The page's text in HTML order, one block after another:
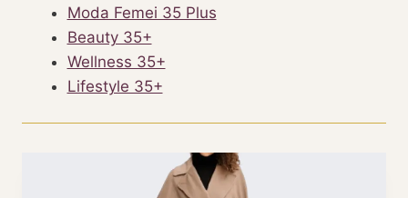
Moda Femei 35 Plus
Beauty 35+
Wellness 35+
Lifestyle 35+